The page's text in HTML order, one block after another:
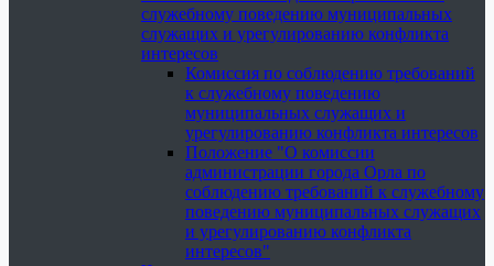
служебному поведению муниципальных
служащих и урегулированию конфликта
интересов
Комиссия по соблюдению требований
к служебному поведению
муниципальных служащих и
урегулированию конфликта интересов
Положение "О комиссии
администрации города Орла по
соблюдению требований к служебному
поведению муниципальных служащих
и урегулированию конфликта
интересов"